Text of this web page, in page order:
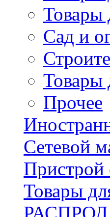
Товары
Сад и
Товары
Прочее
Сетевой
Пристрой
Товары